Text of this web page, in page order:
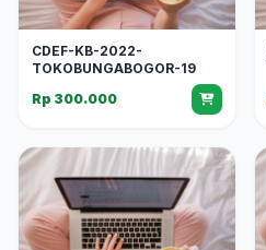
CDEF-KB-2022-
TOKOBUNGABOGOR-19
Rp 300.000